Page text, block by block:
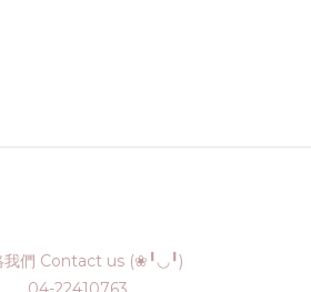
我們 Contact us (❀╹◡╹)